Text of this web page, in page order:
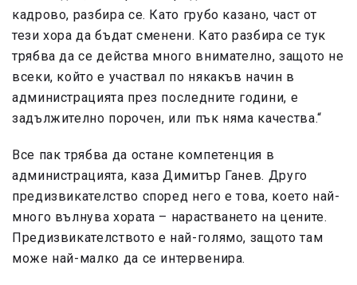
кадрово, разбира се. Като грубо казано, част от
тези хора да бъдат сменени. Като разбира се тук
трябва да се действа много внимателно, защото не
всеки, който е участвал по някакъв начин в
администрацията през последните години, е
задължително порочен, или пък няма качества.“
Все пак трябва да остане компетенция в
администрацията, каза Димитър Ганев. Друго
предизвикателство според него е това, което най-
много вълнува хората – нарастването на цените.
Предизвикателството е най-голямо, защото там
може най-малко да се интервенира.